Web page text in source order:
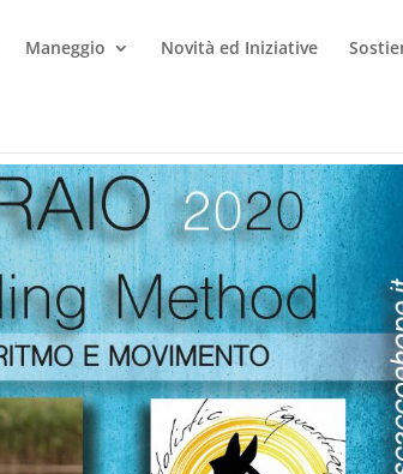
Maneggio Novità ed Iniziative